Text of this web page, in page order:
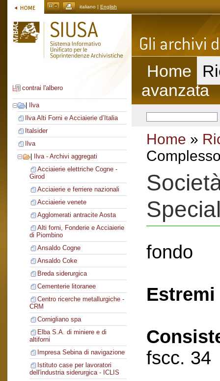
italiano | English
contrai l'albero
Ilva
Ilva Alti Forni e Acciaierie d’Italia
Italsider
Ilva
Ilva - Archivi aggregati
Acciaierie elettriche Cogne -
Girod
Acciaierie e ferriere nazionali
Acciaierie venete
Agglomerati antracite Aosta
Alti forni, Fonderie e Acciaierie
di Piombino
Ansaldo Cogne
Ansaldo Coke
Breda siderurgica
Cementerie litoranee
Centro ricerche metallurgiche -
CRM
Cornigliano spa
Elba S.A. di miniere e di
altiforni
Impresa Sebina di navigazione
Istituto case per lavoratori
dell'industria siderurgica - ICLIS
Home
avanzata
Home »
fondo
fscc. 34